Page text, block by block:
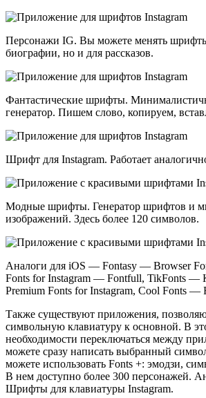
Персонажи IG. Вы можете менять
биографии, но и для рассказов.
Фантастические шрифты.
генератор. Пишем слово, копируем,
Шрифт для Instagram. Работает
Модные шрифты. Генератор шрифтов и
изображений. Здесь более 120 символов.
Аналоги для iOS — Fontasy — Browser
Fonts for Instagram — Fontfull, TikFonts —
Premium Fonts for Instagram, Cool Fonts —
Также существуют приложения,
символьную клавиатуру к основной. В
необходимости переключаться между
можете сразу написать выбранный
можете использовать Fonts +: эмодзи,
В нем доступно более 300 персонажей.
Шрифты для клавиатуры Instagram.